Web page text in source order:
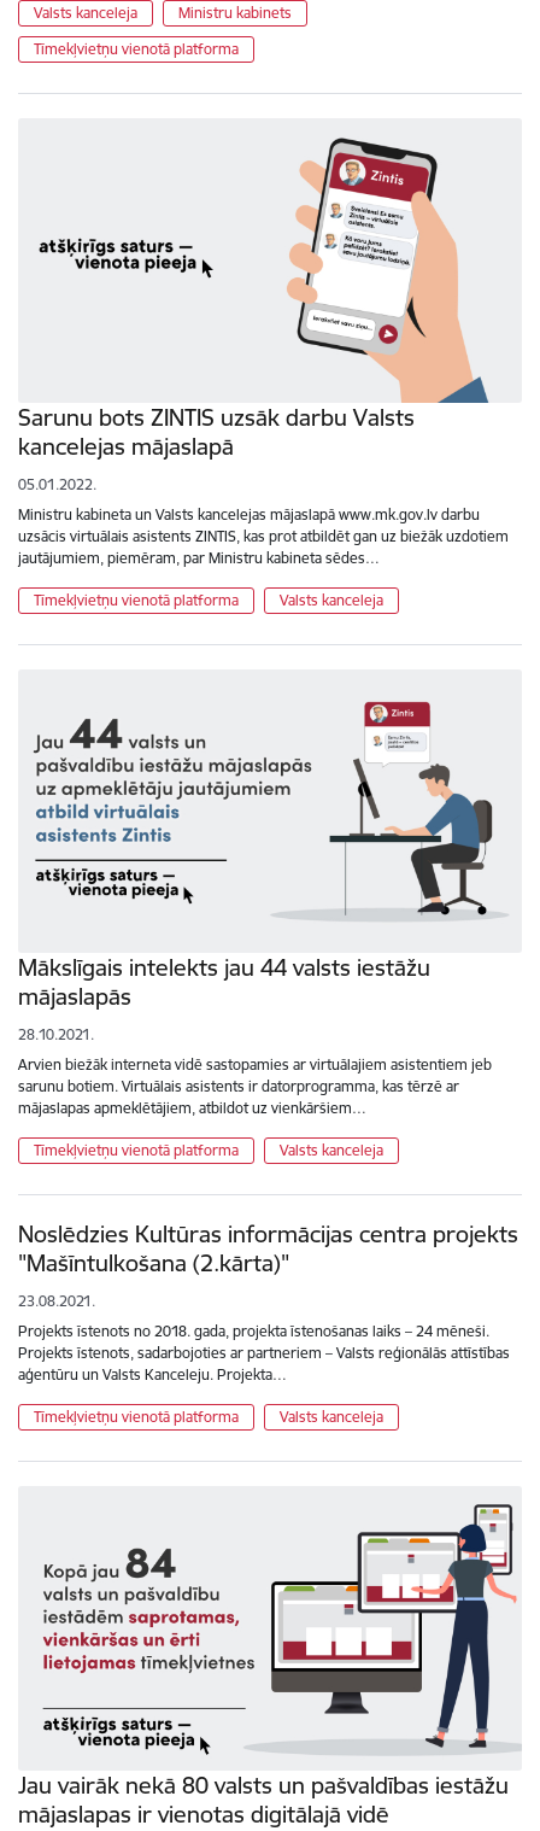
Valsts kanceleja
Ministru kabinets
Tīmekļvietņu vienotā platforma
Sarunu bots ZINTIS uzsāk darbu Valsts
kancelejas mājaslapā
05.01.2022.
Ministru kabineta un Valsts kancelejas mājaslapā www.mk.gov.lv darbu
uzsācis virtuālais asistents ZINTIS, kas prot atbildēt gan uz biežāk uzdotiem
jautājumiem, piemēram, par Ministru kabineta sēdes…
Tīmekļvietņu vienotā platforma Valsts kanceleja
Mākslīgais intelekts jau 44 valsts iestāžu
mājaslapās
28.10.2021.
Arvien biežāk interneta vidē sastopamies ar virtuālajiem asistentiem jeb
sarunu botiem. Virtuālais asistents ir datorprogramma, kas tērzē ar
mājaslapas apmeklētājiem, atbildot uz vienkāršiem…
Tīmekļvietņu vienotā platforma Valsts kanceleja
Noslēdzies Kultūras informācijas centra projekts
"Mašīntulkošana (2.kārta)"
23.08.2021.
Projekts īstenots no 2018. gada, projekta īstenošanas laiks – 24 mēneši.
Projekts īstenots, sadarbojoties ar partneriem – Valsts reģionālās attīstības
aģentūru un Valsts Kanceleju. Projekta…
Tīmekļvietņu vienotā platforma Valsts kanceleja
Jau vairāk nekā 80 valsts un pašvaldības iestāžu
mājaslapas ir vienotas digitālajā vidē